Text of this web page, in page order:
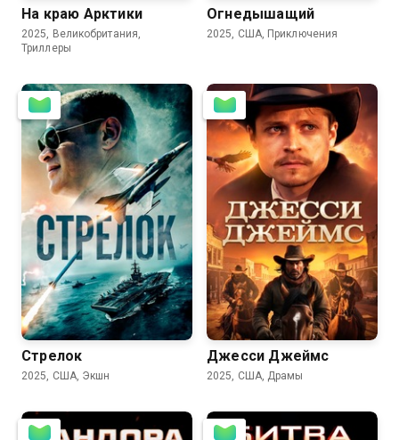
На краю Арктики
2025, Великобритания,
Триллеры
Огнедышащий
2025, США, Приключения
4.0
Стрелок
2025, США, Экшн
Джесси Джеймс
2025, США, Драмы